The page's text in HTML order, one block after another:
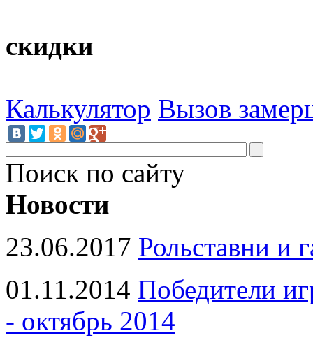
скидки
Калькулятор Вызов
Поиск по сайту
Новости
23.06.2017 Рольставни и
01.11.2014 Победители
- октябрь 2014